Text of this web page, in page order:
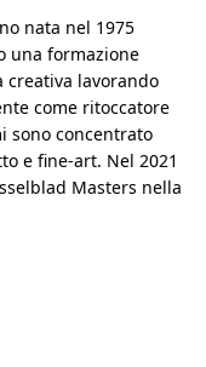
nata nel 1975
una formazione
creativa lavorando
come ritoccatore
sono concentrato
e fine-art. Nel 2021
Masters nella